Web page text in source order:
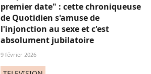
premier date" : cette chroniqueuse
de Quotidien s'amuse de
l'injonction au sexe et c'est
absolument jubilatoire
9 février 2026